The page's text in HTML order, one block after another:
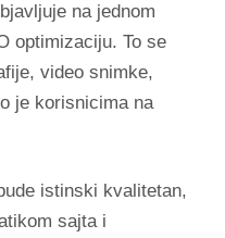
na jednom
optimizaciju. To se
video snimke,
je korisnicima na
istinski kvalitetan,
sajta i